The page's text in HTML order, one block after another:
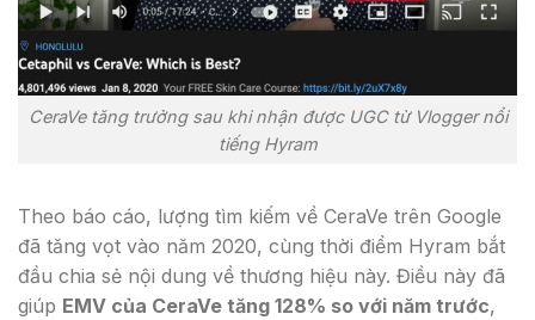
CeraVe tăng trưởng sau khi nhận được UGC từ Vlogger nổi
tiếng Hyram
Theo báo cáo, lượng tìm kiếm về CeraVe trên Google
đã tăng vọt vào năm 2020, cùng thời điểm Hyram bắt
đầu chia sẻ nội dung về thương hiệu này. Điều này đã
giúp EMV của CeraVe tăng 128% so với năm trước,